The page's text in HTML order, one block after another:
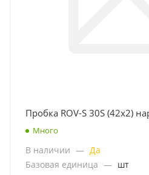
Пробка ROV-S 30S (42x2)
Много
В наличии — Да
Базовая единица — шт